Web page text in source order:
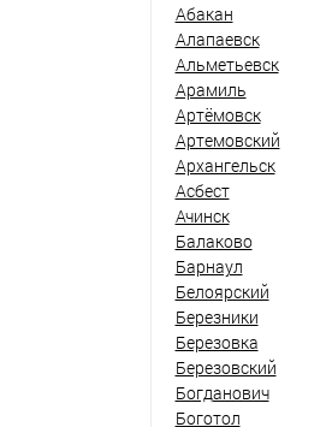
Абакан
Алапаевск
Альметьевск
Арамиль
Артёмовск
Артемовский
Архангельск
Асбест
Ачинск
Балаково
Барнаул
Белоярский
Березники
Березовка
Березовский
Богданович
Боготол